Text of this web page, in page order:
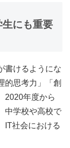
にも重要
書けるようにな
的思考力」「創
2020年度から
中学校や高校で
IT社会における